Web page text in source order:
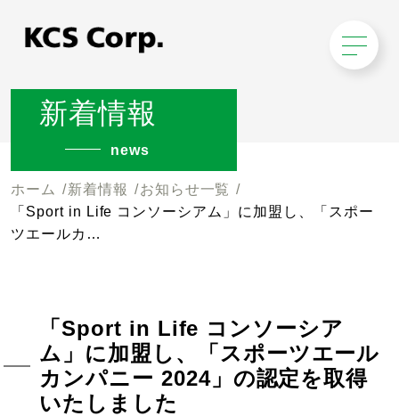
新着情報
news
ホーム 新着情報
お知らせ一覧
「Sport in Life コンソーシアム」に加盟し、「スポー
ツエールカ…
「Sport in Life コンソーシア
ム」に加盟し、「スポーツエール
カンパニー 2024」の認定を取得
いたしました